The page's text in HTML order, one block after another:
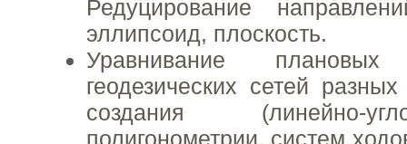
Редуцирование
эллипсоид, плоскость.
Уравнивание
геодезических сетей
создания (линейно-
полигонометрии, систем